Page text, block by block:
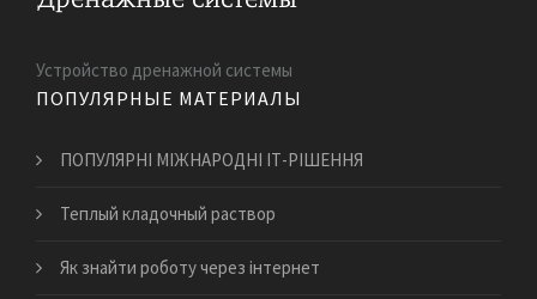
Устройство дренажной системы
ПОПУЛЯРНЫЕ МАТЕРИАЛЫ
ПОПУЛЯРНІ МІЖНАРОДНІ ІТ-РІШЕННЯ
Теплый кладочный раствор
Як знайти роботу через інтернет